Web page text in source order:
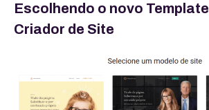
Escolhendo o novo
Criador de Site